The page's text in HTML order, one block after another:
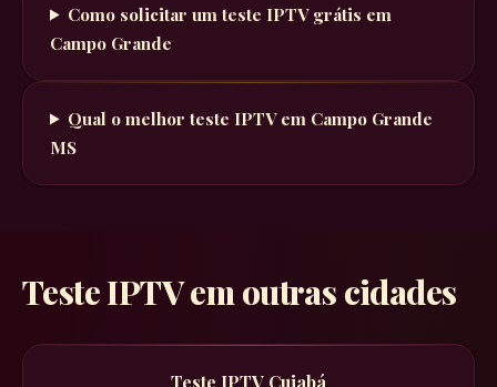
Como solicitar um teste IPTV grátis em
Campo Grande
Qual o melhor teste IPTV em Campo Grande
MS
Teste IPTV em outras cidades
Teste IPTV Cuiabá